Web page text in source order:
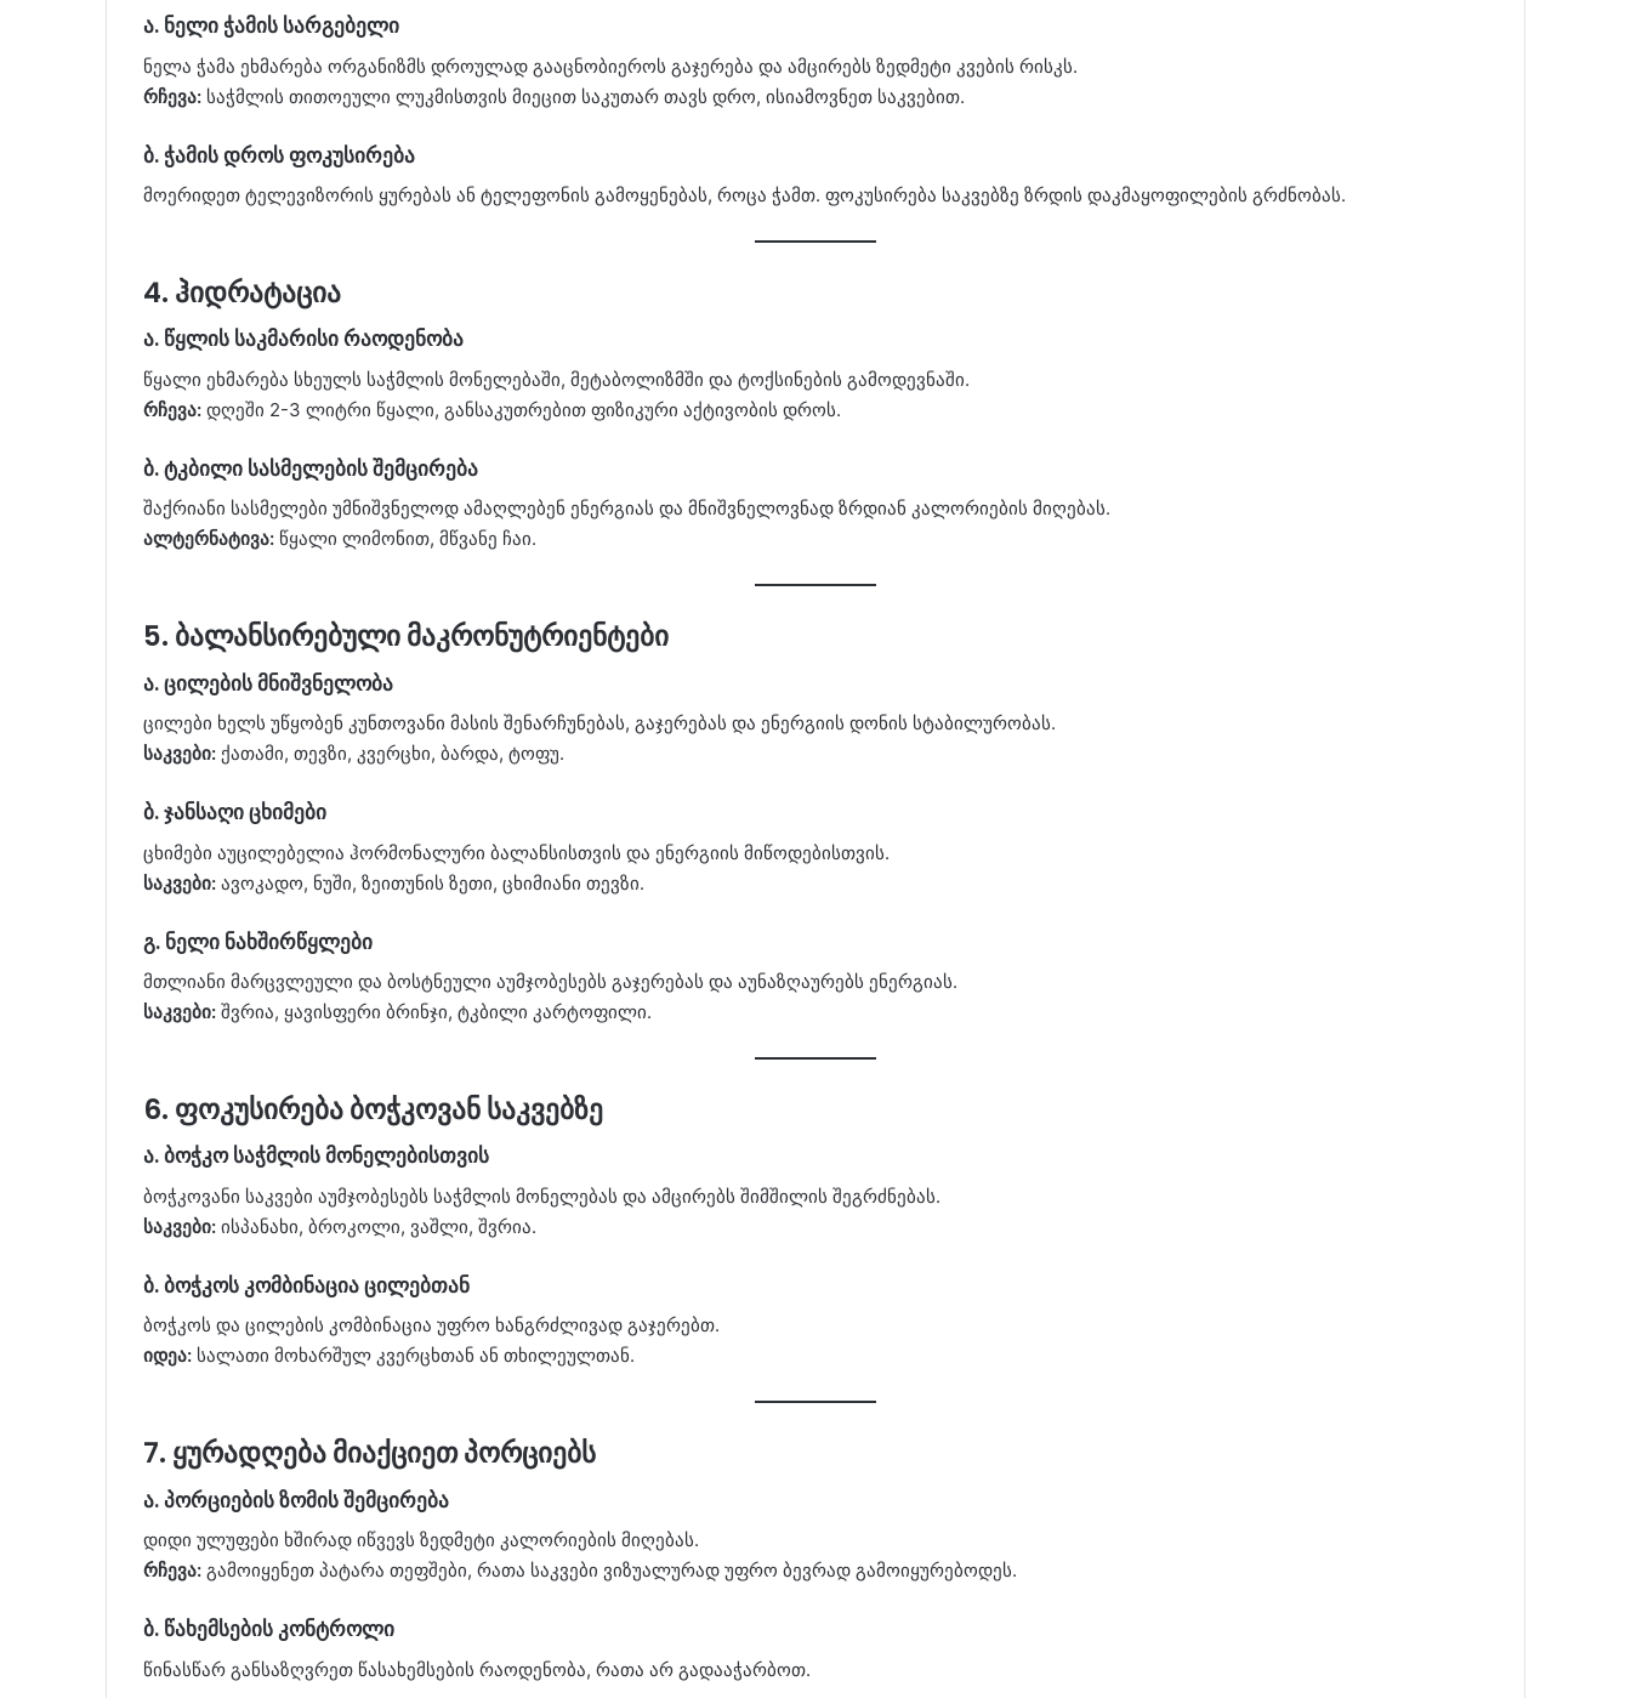
ა. ნელი ჭამის სარგებელი
ნელა ჭამა ეხმარება ორგანიზმს დროულად გააცნობიეროს გაჯერება და ამცირებს ზედმეტი კვების რისკს.
რჩევა: საჭმლის თითოეული ლუკმისთვის მიეცით საკუთარ თავს დრო, ისიამოვნეთ საკვებით.
ბ. ჭამის დროს ფოკუსირება
მოერიდეთ ტელევიზორის ყურებას ან ტელეფონის გამოყენებას, როცა ჭამთ. ფოკუსირება საკვებზე ზრდის დაკმაყოფილების გრძნობას.
4. ჰიდრატაცია
ა. წყლის საკმარისი რაოდენობა
წყალი ეხმარება სხეულს საჭმლის მონელებაში, მეტაბოლიზმში და ტოქსინების გამოდევნაში.
რჩევა: დღეში 2-3 ლიტრი წყალი, განსაკუთრებით ფიზიკური აქტივობის დროს.
ბ. ტკბილი სასმელების შემცირება
შაქრიანი სასმელები უმნიშვნელოდ ამაღლებენ ენერგიას და მნიშვნელოვნად ზრდიან კალორიების მიღებას.
ალტერნატივა: წყალი ლიმონით, მწვანე ჩაი.
5. ბალანსირებული მაკრონუტრიენტები
ა. ცილების მნიშვნელობა
ცილები ხელს უწყობენ კუნთოვანი მასის შენარჩუნებას, გაჯერებას და ენერგიის დონის სტაბილურობას.
საკვები: ქათამი, თევზი, კვერცხი, ბარდა, ტოფუ.
ბ. ჯანსაღი ცხიმები
ცხიმები აუცილებელია ჰორმონალური ბალანსისთვის და ენერგიის მიწოდებისთვის.
საკვები: ავოკადო, ნუში, ზეითუნის ზეთი, ცხიმიანი თევზი.
გ. ნელი ნახშირწყლები
მთლიანი მარცვლეული და ბოსტნეული აუმჯობესებს გაჯერებას და აუნაზღაურებს ენერგიას.
საკვები: შვრია, ყავისფერი ბრინჯი, ტკბილი კარტოფილი.
6. ფოკუსირება ბოჭკოვან საკვებზე
ა. ბოჭკო საჭმლის მონელებისთვის
ბოჭკოვანი საკვები აუმჯობესებს საჭმლის მონელებას და ამცირებს შიმშილის შეგრძნებას.
საკვები: ისპანახი, ბროკოლი, ვაშლი, შვრია.
ბ. ბოჭკოს კომბინაცია ცილებთან
ბოჭკოს და ცილების კომბინაცია უფრო ხანგრძლივად გაჯერებთ.
იდეა: სალათი მოხარშულ კვერცხთან ან თხილეულთან.
7. ყურადღება მიაქციეთ პორციებს
ა. პორციების ზომის შემცირება
დიდი ულუფები ხშირად იწვევს ზედმეტი კალორიების მიღებას.
რჩევა: გამოიყენეთ პატარა თეფშები, რათა საკვები ვიზუალურად უფრო ბევრად გამოიყურებოდეს.
ბ. წახემსების კონტროლი
წინასწარ განსაზღვრეთ წასახემსების რაოდენობა, რათა არ გადააჭარბოთ.